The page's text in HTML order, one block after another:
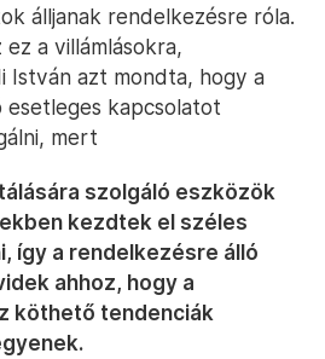
álljanak rendelkezésre róla.
a villámlásokra,
István azt mondta, hogy a
esetleges kapcsolatot
mert
szolgáló eszközök
kezdtek el széles
így a rendelkezésre álló
ahhoz, hogy a
köthető tendenciák